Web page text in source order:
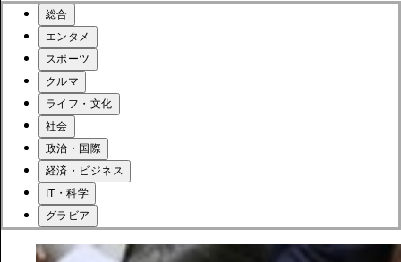
総合
エンタメ
スポーツ
クルマ
ライフ・文化
社会
政治・国際
経済・ビジネス
IT・科学
グラビア